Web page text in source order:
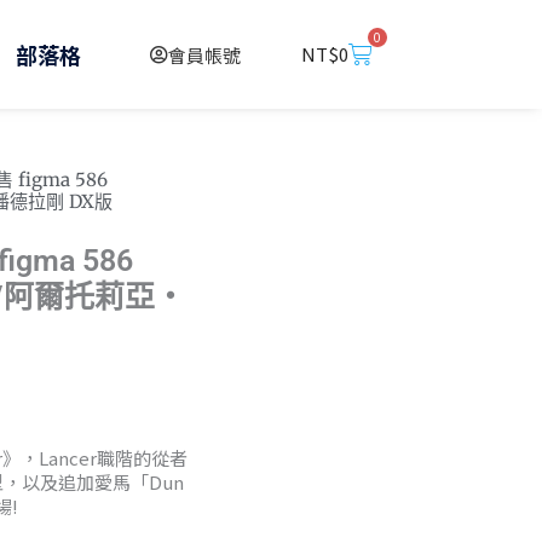
部落格 會員帳號 NT$0
0
購
物
figma 586
拉剛 DX版
586
爾托莉亞‧
，Lancer職階的從者
以及追加愛馬「Dun
!